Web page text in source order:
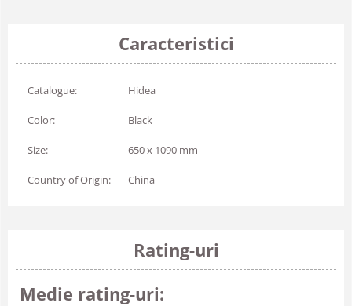
Caracteristici
Catalogue: Hidea
Color: Black
Size: 650 x 1090 mm
Country of Origin: China
Rating-uri
Medie rating-uri: